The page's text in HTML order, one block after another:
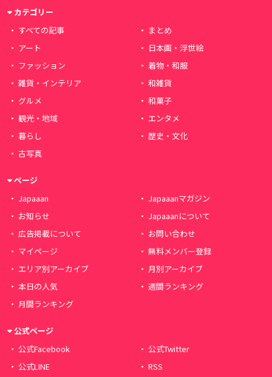
カテゴリー
すべての記事
まとめ
アート
日本画・浮世絵
ファッション
着物・和服
雑貨・インテリア
和雑貨
グルメ
和菓子
観光・地域
エンタメ
暮らし
歴史・文化
古写真
ページ
Japaaan
Japaaanマガジン
お知らせ
Japaaanについて
広告掲載について
お問い合わせ
マイページ
無料メンバー登録
エリア別アーカイブ
月別アーカイブ
本日の人気
週間ランキング
月間ランキング
公式ページ
公式Facebook
公式Twitter
公式LINE
RSS